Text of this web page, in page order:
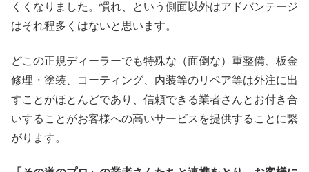
くくなりました。慣れ、という側面以外はアドバンテージ
はそれ程多くはないと思います。
どこの正規ディーラーでも特殊な（面倒な）重整備、板金
修理・塗装、コーティング、内装等のリペア等は外注に出
すことがほとんどであり、信頼できる業者さんとお付き合
いすることがお客様への高いサービスを提供することに繋
がります。